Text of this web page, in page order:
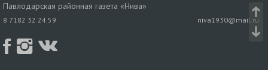
Павлодарская районная газета «Нива»
8 7182 32 24 59 niva1930@mail.ru